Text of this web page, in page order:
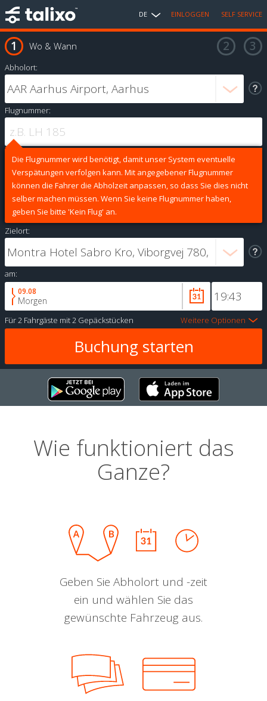
DE EINLOGGEN SELF SERVICE
Wo & Wann
Abholort:
Flugnummer:
Die Flugnummer wird benötigt, damit unser System eventuelle
Verspätungen verfolgen kann. Mit angegebener Flugnummer
können die Fahrer die Abholzeit anpassen, so dass Sie dies nicht
selber machen müssen. Wenn Sie keine Flugnummer haben,
geben Sie bitte 'Kein Flug' an.
Zielort:
am:
09.08
Morgen
Für2 Fahrgäste mit2 Gepäckstücken Weitere Optionen
Wie funktioniert das
Ganze?
Geben Sie Abholort und -zeit
ein und wählen Sie das
gewünschte Fahrzeug aus.